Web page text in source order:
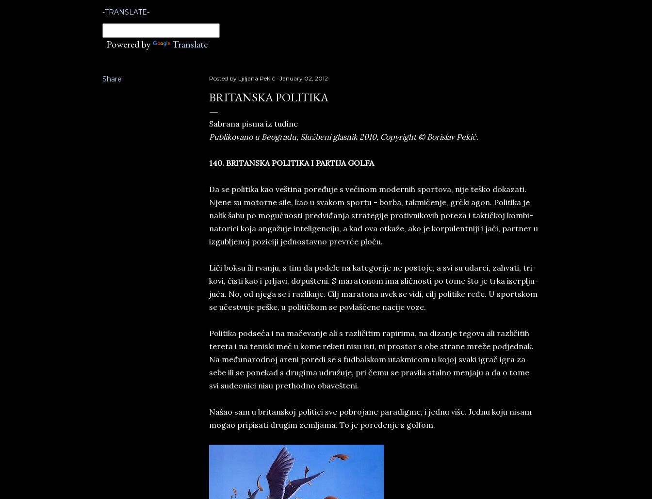
-TRANSLATE-
Powered by Translate
Share Posted by Ljiljana Pekić January 02, 2012
BRITANSKA POLITIKA
Sabrana pisma iz tuđine
Publikovano u Beogradu, Službeni glasnik 2010, Copyright © Borislav Pekić.
140. BRI­TAN­SKA PO­LI­TI­KA I PAR­TI­JA GOL­FA
Da se po­li­ti­ka kao ve­š­ti­na poređuje s većinom mo­der­nih spor­to­va, nije teško do­ka­za­ti.
Nje­ne su mo­tor­ne sile, kao u sva­kom spor­tu - bor­ba, tak­mičenje, grčki agon. Po­li­ti­ka je
na­lik šahu po mogućno­sti pred­viđanja stra­te­gi­je pro­tiv­ni­ko­vih po­te­za i tak­tičkoj kom­bi­
na­to­ri­ci koja angažuje in­te­li­ge­n­ci­ju, a kad ova otkaže, ako je kor­pu­lent­ni­ji i jači, part­ner u
izgubljenoj poziciji jednostavno prevrće ploču.
Liči bok­su ili rvan­ju, s tim da po­de­le na ka­te­go­ri­je ne po­sto­je, a svi su udarci, za­hva­ti, tri­
ko­vi, čisti kao i prl­ja­vi, do­puš­te­ni. S ma­ra­to­nom ima slično­sti po tome što je trka is­cr­plju­
juća. No, od nje­ga se i raz­li­ku­je. Cilj ma­ra­to­na uvek se vidi, cilj po­li­ti­ke ređe. U sport­skom
se učestvu­je peške, u po­li­tičkom se povlašćene na­ci­je voze.
Po­li­ti­ka pod­seća i na mačevan­je ali s raz­ličitim ra­pi­ri­ma, na di­zan­je te­go­va ali raz­ličitih
te­re­ta i na te­ni­ski meč u kome re­ke­ti nisu isti, ni pro­stor s obe stra­ne mreže pod­jed­nak.
Na međuna­rodnoj are­ni po­re­di se s fud­bal­skom utak­mi­com u ko­joj sva­ki igrač igra za
sebe ili se po­ne­kad s dru­gi­ma udružuje, pri čemu se pra­vi­la stal­no men­ja­ju a da o tome
svi su­de­o­ni­ci nisu pret­hod­no oba­ve­š­te­ni.
Na­šao sam u bri­tan­skoj po­li­ti­ci sve po­bro­ja­ne pa­ra­dig­me, i jed­nu vi­š­e. ­Jed­nu koju ni­sam
mo­gao pri­pi­sa­ti dru­gim­ zem­lja­ma. To je poređenje s gol­fom.